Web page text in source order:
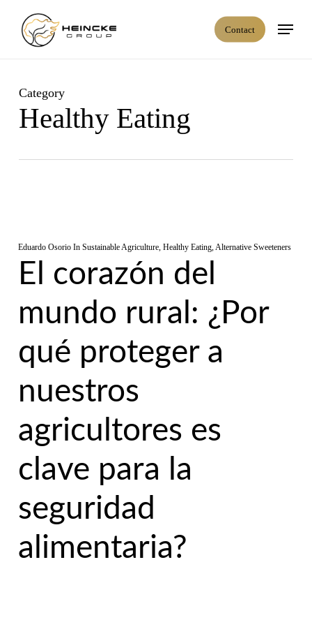
Contact
Menu
Category
Healthy Eating
Eduardo Osorio In Sustainable Agriculture, Healthy Eating,Alternative Sweeteners
El corazón del
mundo rural: ¿Por
qué proteger a
nuestros
agricultores es
clave para la
seguridad
alimentaria?